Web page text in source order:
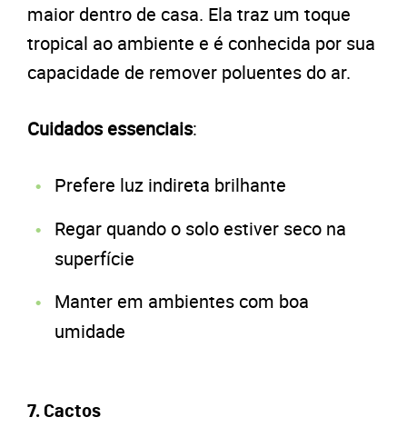
maior dentro de casa. Ela traz um toque
tropical ao ambiente e é conhecida por sua
capacidade de remover poluentes do ar.
Cuidados essenciais:
Prefere luz indireta brilhante
Regar quando o solo estiver seco na
superfície
Manter em ambientes com boa
umidade
7. Cactos